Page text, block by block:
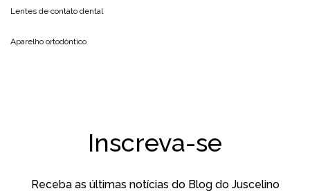
Lentes de contato dental
Aparelho ortodôntico
Inscreva-se
Receba as últimas notícias do Blog do Juscelino